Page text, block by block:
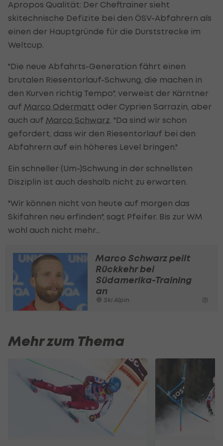
Apropos Qualität: Der Cheftrainer sieht
skitechnische Defizite bei den ÖSV-Abfahrern als
einen der Hauptgründe für die Durststrecke im
Weltcup.
"Die neue Abfahrts-Generation fährt einen
brutalen Riesentorlauf-Schwung, die machen in
den Kurven richtig Tempo", verweist der Kärntner
auf Marco Odermatt oder Cyprien Sarrazin, aber
auch auf Marco Schwarz . "Da sind wir schon
gefordert, dass wir den Riesentorlauf bei den
Abfahrern auf ein höheres Level bringen."
Ein schneller (Um-)Schwung in der schnellsten
Disziplin ist auch deshalb nicht zu erwarten.
"Wir können nicht von heute auf morgen das
Skifahren neu erfinden", sagt Pfeifer. Bis zur WM
wohl auch nicht mehr...
Marco Schwarz peilt
Rückkehr bei
Südamerika-Training
an
Ski Alpin
Mehr zum Thema